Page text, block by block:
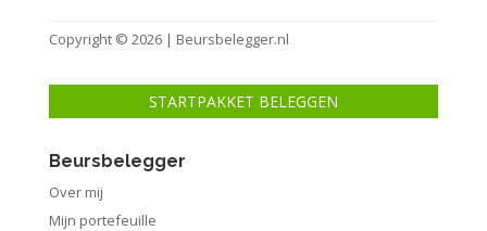
Copyright © 2026 | Beursbelegger.nl
STARTPAKKET BELEGGEN
Beursbelegger
Over mij
Mijn portefeuille